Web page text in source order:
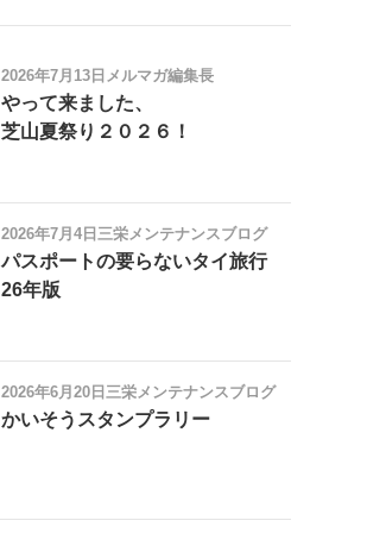
2026年7月13日 メルマガ編集長
やって来ました、
芝山夏祭り２０２６！
2026年7月4日 三栄メンテナンスブログ
パスポートの要らないタイ旅行
26年版
2026年6月20日 三栄メンテナンスブログ
かいそうスタンプラリー